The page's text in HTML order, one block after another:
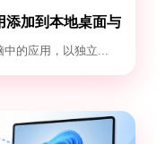
添加到本地桌面与
中的应用，以独立...